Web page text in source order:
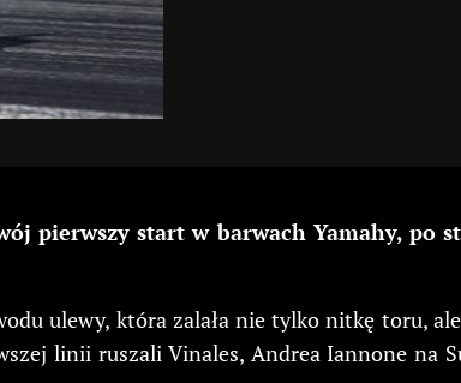
pierwszy start w barwach Yamahy, po
ulewy, która zalała nie tylko nitkę toru,
linii ruszali Vinales, Andrea Iannone na